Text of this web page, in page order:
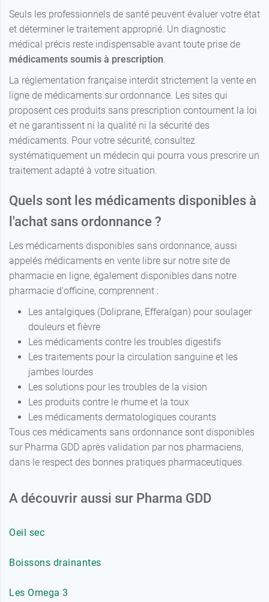
Seuls les professionnels de santé peuvent évaluer votre état
et déterminer le traitement approprié. Un diagnostic
médical précis reste indispensable avant toute prise de
médicaments soumis à prescription.
La réglementation française interdit strictement la vente en
ligne de médicaments sur ordonnance. Les sites qui
proposent ces produits sans prescription contournent la loi
et ne garantissent ni la qualité ni la sécurité des
médicaments. Pour votre sécurité, consultez
systématiquement un médecin qui pourra vous prescrire un
traitement adapté à votre situation.
Quels sont les médicaments disponibles à
l'achat sans ordonnance ?
Les médicaments disponibles sans ordonnance, aussi
appelés médicaments en vente libre sur notre site de
pharmacie en ligne, également disponibles dans notre
pharmacie d'officine, comprennent :
Les antalgiques (Doliprane, Efferalgan) pour soulager
douleurs et fièvre
Les médicaments contre les troubles digestifs
Les traitements pour la circulation sanguine et les
jambes lourdes
Les solutions pour les troubles de la vision
Les produits contre le rhume et la toux
Les médicaments dermatologiques courants
Tous ces médicaments sans ordonnance sont disponibles
sur Pharma GDD après validation par nos pharmaciens,
dans le respect des bonnes pratiques pharmaceutiques.
A découvrir aussi sur Pharma GDD
Oeil sec
Boissons drainantes
Les Omega 3